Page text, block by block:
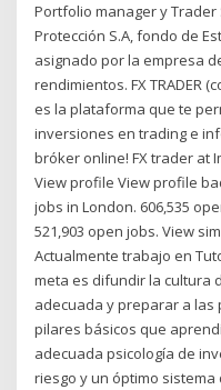
Portfolio manager y Trader
Protección S.A, fondo de
asignado por la empresa
rendimientos. FX TRADER
es la plataforma que te
inversiones en trading e
bróker online! FX trader at
View profile View profile
jobs in London. 606,535
521,903 open jobs. View
Actualmente trabajo en
meta es difundir la cultura
adecuada y preparar a las
pilares básicos que
adecuada psicología de
riesgo y un óptimo